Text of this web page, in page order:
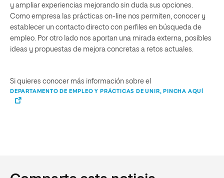
y ampliar experiencias mejorando sin duda sus opciones.
Como empresa las prácticas on-line nos permiten, conocer y
establecer un contacto directo con perfiles en búsqueda de
empleo. Por otro lado nos aportan una mirada externa, posibles
ideas y propuestas de mejora concretas a retos actuales.
Si quieres conocer más información sobre el
DEPARTAMENTO DE EMPLEO Y PRÁCTICAS DE UNIR, PINCHA AQUÍ